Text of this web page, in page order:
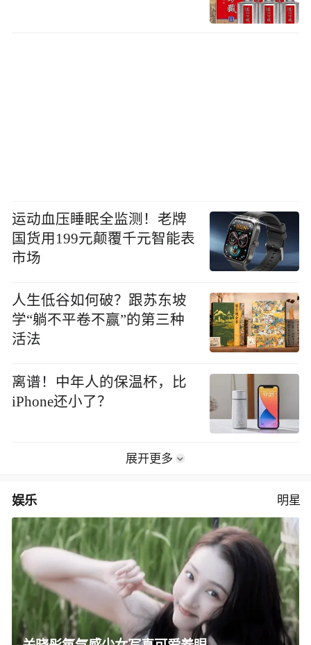
运动血压睡眠全监测！老牌
国货用199元颠覆千元智能表
市场
人生低谷如何破？跟苏东坡
学“躺不平卷不赢”的第三种
活法
离谱！中年人的保温杯，比
iPhone还小了？
展开更多
娱乐 明星